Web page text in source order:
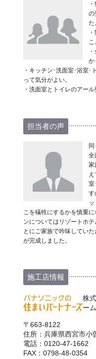
の
た
こ
か
・キッチン･洗面室･浴室
って気分がよい。
・洗面室とトイレのアー
担当者の声
同
全
家
室
す
こを犠牲にするかを慎重
ンについてはリゾートホ
とにご家族で吟味してい
が完成しました。
施工店情報
株
ーム
〒663-8122
住所：兵庫県西宮市小
電話：0120-47-1662
FAX：0798-48-0354